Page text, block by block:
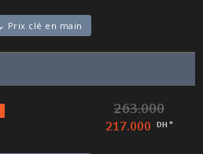
Prix clé en main
263.000
217.000 DH *